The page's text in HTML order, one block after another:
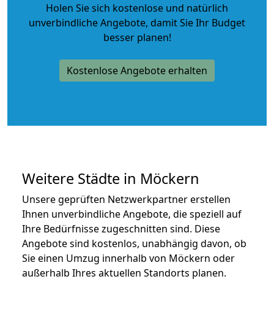
Holen Sie sich kostenlose und natürlich
unverbindliche Angebote, damit Sie Ihr Budget
besser planen!
Kostenlose Angebote erhalten
Weitere Städte in Möckern
Unsere geprüften Netzwerkpartner erstellen
Ihnen unverbindliche Angebote, die speziell auf
Ihre Bedürfnisse zugeschnitten sind. Diese
Angebote sind kostenlos, unabhängig davon, ob
Sie einen Umzug innerhalb von Möckern oder
außerhalb Ihres aktuellen Standorts planen.